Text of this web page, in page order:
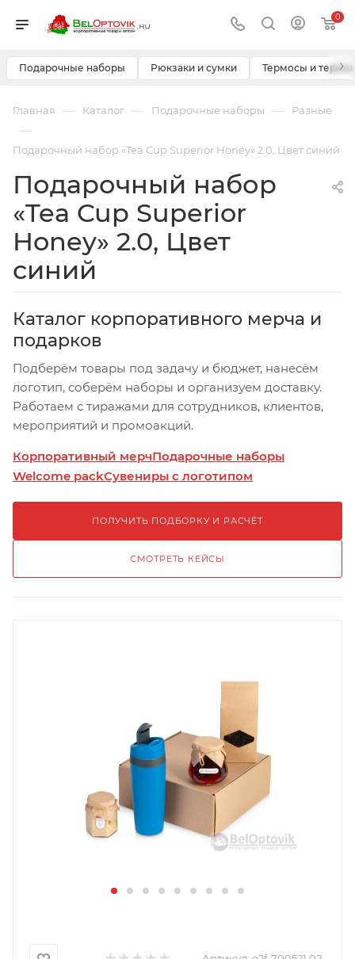
0
Подарочные наборы Рюкзаки и сумки Термосы и ›
Главная — Каталог — Подарочные наборы — Разные
—
Подарочный набор «Tea Cup Superior Honey» 2.0, Цвет синий
Подарочный набор
«Tea Cup Superior
Honey» 2.0, Цвет
синий
Каталог корпоративного мерча и
подарков
Подберём товары под задачу и бюджет, нанесём
логотип, соберём наборы и организуем доставку.
Работаем с тиражами для сотрудников, клиентов,
мероприятий и промоакций.
Корпоративный мерчПодарочные наборы
Welcome packСувениры с логотипом
ПОЛУЧИТЬ ПОДБОРКУ И РАСЧЁТ
СМОТРЕТЬ КЕЙСЫ